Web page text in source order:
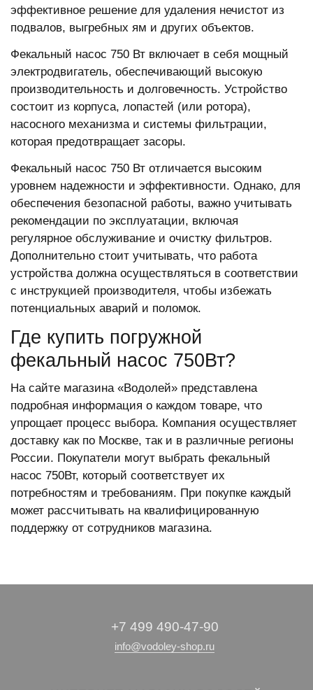
эффективное решение для удаления нечистот из
подвалов, выгребных ям и других объектов.
Фекальный насос 750 Вт включает в себя мощный
электродвигатель, обеспечивающий высокую
производительность и долговечность. Устройство
состоит из корпуса, лопастей (или ротора),
насосного механизма и системы фильтрации,
которая предотвращает засоры.
Фекальный насос 750 Вт отличается высоким
уровнем надежности и эффективности. Однако, для
обеспечения безопасной работы, важно учитывать
рекомендации по эксплуатации, включая
регулярное обслуживание и очистку фильтров.
Дополнительно стоит учитывать, что работа
устройства должна осуществляться в соответствии
с инструкцией производителя, чтобы избежать
потенциальных аварий и поломок.
Где купить погружной
фекальный насос 750Вт?
На сайте магазина «Водолей» представлена
подробная информация о каждом товаре, что
упрощает процесс выбора. Компания осуществляет
доставку как по Москве, так и в различные регионы
России. Покупатели могут выбрать фекальный
насос 750Вт, который соответствует их
потребностям и требованиям. При покупке каждый
может рассчитывать на квалифицированную
поддержку от сотрудников магазина.
+7 499 490-47-90
info@vodoley-shop.ru